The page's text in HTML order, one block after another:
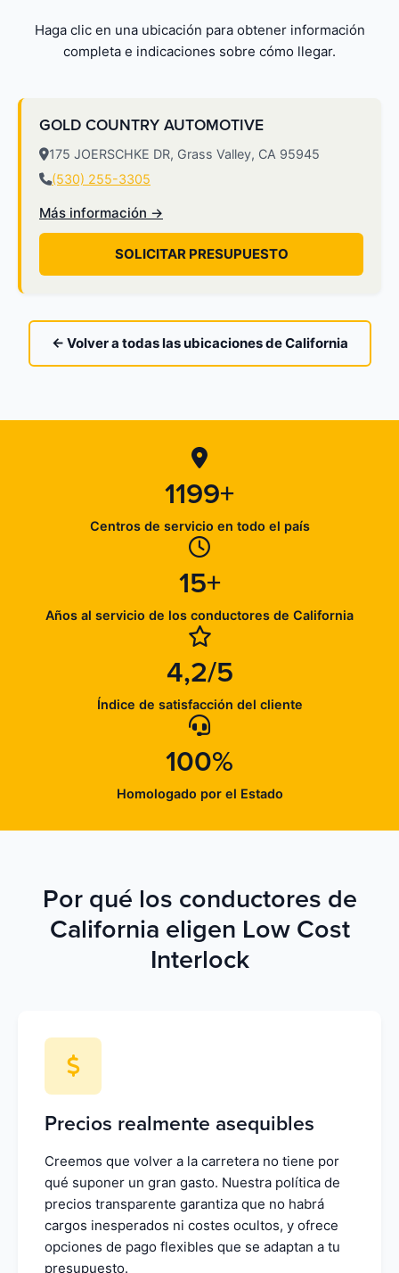
Haga clic en una ubicación para obtener información
completa e indicaciones sobre cómo llegar.
GOLD COUNTRY AUTOMOTIVE
175 JOERSCHKE DR, Grass Valley, CA 95945
(530) 255-3305
Más información →
SOLICITAR PRESUPUESTO
← Volver a todas las ubicaciones de California
1199+
Centros de servicio en todo el país
15+
Años al servicio de los conductores de California
4,2/5
Índice de satisfacción del cliente
100%
Homologado por el Estado
Por qué los conductores de
California eligen Low Cost
Interlock
Precios realmente asequibles
Creemos que volver a la carretera no tiene por
qué suponer un gran gasto. Nuestra política de
precios transparente garantiza que no habrá
cargos inesperados ni costes ocultos, y ofrece
opciones de pago flexibles que se adaptan a tu
presupuesto.